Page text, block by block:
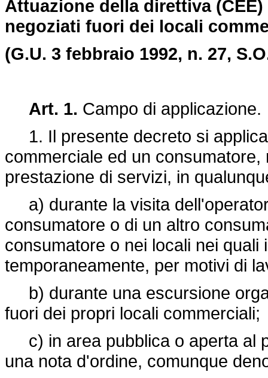
Attuazione della direttiva
negoziati fuori dei locali
(G.U. 3 febbraio 1992, n. 27,
Art. 1. Campo di applicazione.
1. Il presente decreto si
commerciale ed un
prestazione di servizi, in
a) durante la visita
consumatore o di un altro
consumatore o nei locali nei
temporaneamente, per motivi di
b) durante una escursione
fuori dei propri locali commerciali;
c) in area pubblica o aperta al
una nota d'ordine, comunque